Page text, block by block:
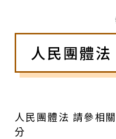
人民團體法
人民團體法 請參相
分